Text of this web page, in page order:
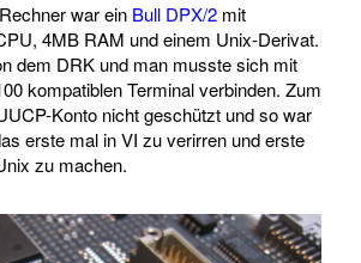
war ein Bull DPX/2 mit
4MB RAM und einem Unix-Derivat.
dem DRK und man musste sich mit
kompatiblen Terminal verbinden. Zum
Konto nicht geschützt und so war
erste mal in VI zu verirren und erste
zu machen.